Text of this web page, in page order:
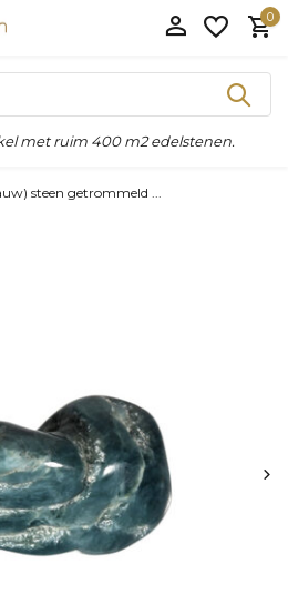
0
met ruim 400 m2 edelstenen.
steen getrommeld ...